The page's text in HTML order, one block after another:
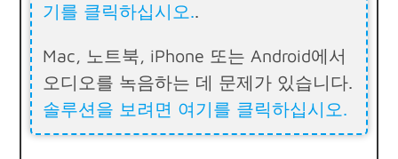
기를 클릭하십시오..
Mac, 노트북, iPhone 또는 Android에서
오디오를 녹음하는 데 문제가 있습니다.
솔루션을 보려면 여기를 클릭하십시오.